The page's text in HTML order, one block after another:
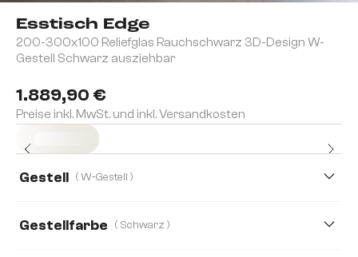
Esstisch Edge
200-300x100 Reliefglas Rauchschwarz 3D-Design W-
Gestell Schwarz ausziehbar
1.889,90 €
Preise inkl. MwSt. und inkl. Versandkosten
Gestell ( W-Gestell )
Gestellfarbe ( Schwarz )